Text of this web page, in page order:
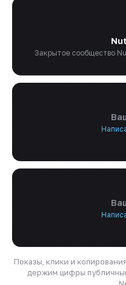
Закрытое сообщество
Показы, клики и
держим цифры